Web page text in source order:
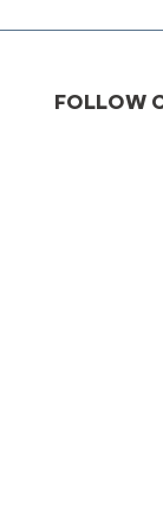
FOLLOW